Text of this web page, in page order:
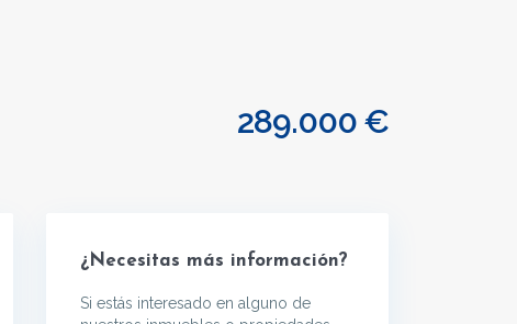
289.000 €
¿Necesitas más información?
Si estás interesado en alguno de